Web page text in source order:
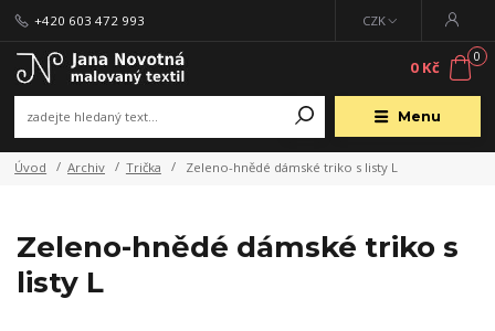
Menu
CZK
+420 603 472 993
0
0 Kč
Úvod Archiv Trička Zeleno-hnědé dámské triko s listy L
Zeleno-hnědé dámské triko s
listy L